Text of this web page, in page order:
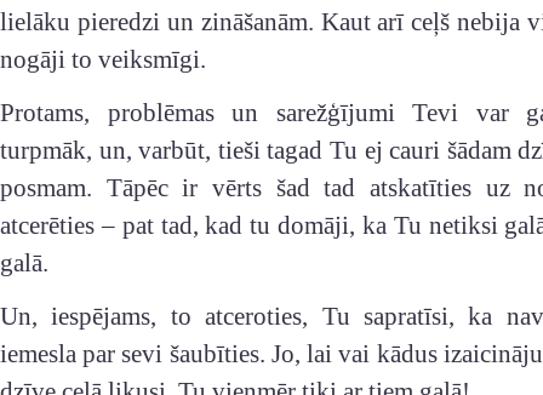
lielāku pieredzi un zināšanām. Kaut arī ceļš nebija
nogāji to veiksmīgi.
Protams, problēmas un sarežģījumi Tevi var
turpmāk, un, varbūt, tieši tagad Tu ej cauri šādam
posmam. Tāpēc ir vērts šad tad atskatīties uz
atcerēties – pat tad, kad tu domāji, ka Tu netiksi
galā.
Un, iespējams, to atceroties, Tu sapratīsi, ka
iemesla par sevi šaubīties. Jo, lai vai kādus